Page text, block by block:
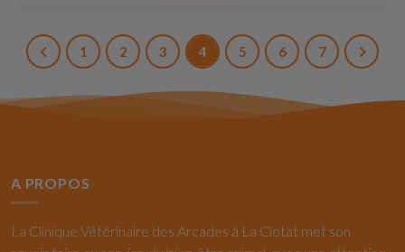
1 2 3 4 5 6 7
A PROPOS
La Clinique Vétérinaire des Arcades à La Ciotat met son